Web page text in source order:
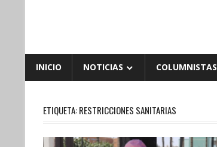
INICIO NOTICIAS COLUMNISTAS
ETIQUETA:RESTRICCIONES SANITARIAS